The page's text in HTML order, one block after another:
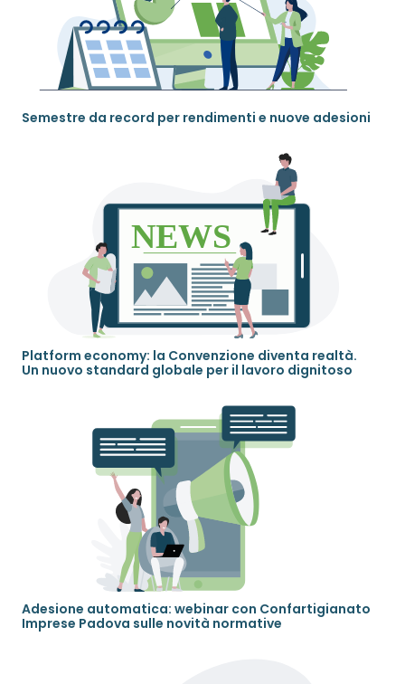
Semestre da record per rendimenti e nuove adesioni
Platform economy: la Convenzione diventa realtà.
Un nuovo standard globale per il lavoro dignitoso
Adesione automatica: webinar con Confartigianato
Imprese Padova sulle novità normative